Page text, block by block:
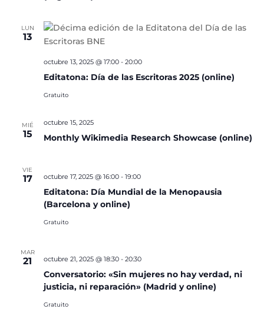
LUN
13
Editatona: Día de las Escritoras 2025 (online)
octubre 13, 2025 @ 17:00- 20:00
Gratuito
MIÉ
15 Monthly Wikimedia Research Showcase (online)
octubre 15, 2025
VIE
17
Editatona: Día Mundial de la Menopausia
(Barcelona y online)
octubre 17, 2025 @ 16:00- 19:00
Gratuito
MAR
21
Conversatorio: «Sin mujeres no hay verdad, ni
justicia, ni reparación» (Madrid y online)
octubre 21, 2025 @ 18:30- 20:30
Gratuito